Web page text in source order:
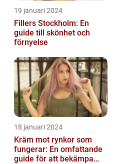
19 januari 2024
Fillers Stockholm: En
guide till skönhet och
förnyelse
18 januari 2024
Kräm mot rynkor som
fungerar: En omfattande
guide för att bekämpa